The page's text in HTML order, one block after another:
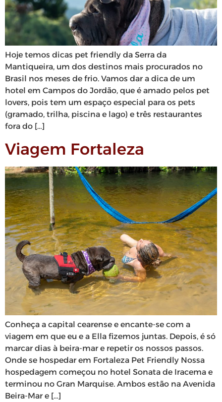
Hoje temos dicas pet friendly da Serra da
Mantiqueira, um dos destinos mais procurados no
Brasil nos meses de frio. Vamos dar a dica de um
hotel em Campos do Jordão, que é amado pelos pet
lovers, pois tem um espaço especial para os pets
(gramado, trilha, piscina e lago) e três restaurantes
fora do […]
Viagem Fortaleza
Conheça a capital cearense e encante-se com a
viagem em que eu e a Ella fizemos juntas. Depois, é só
marcar dias à beira-mar e repetir os nossos passos.
Onde se hospedar em Fortaleza Pet Friendly Nossa
hospedagem começou no hotel Sonata de Iracema e
terminou no Gran Marquise. Ambos estão na Avenida
Beira-Mar e […]